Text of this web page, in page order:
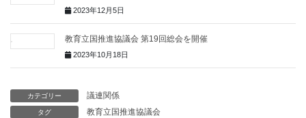
2023年12月5日
教育立国推進協議会 第19回総会を開催
2023年10月18日
カテゴリー 議連関係
タグ 教育立国推進協議会